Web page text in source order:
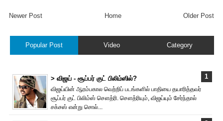
Newer Post Older Post
Home
Popular Post Video Category
> விஜய் - சூப்பர் குட் பிலிம்ஸில்?
விஜய்யின் ஆரம்பகால வெற்றிப் படங்களில் பாதியை தயா‌ரித்தவர்
சூப்பர் குட் பிலிம்ஸ் சௌத்‌ரி. சௌத்‌ரியும், விஜய்யும் சேர்ந்தால்
சக்சஸ் என்று சொல்...